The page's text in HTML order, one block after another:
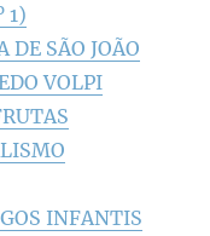
1)
SÃO JOÃO
VOLPI
INFANTIS